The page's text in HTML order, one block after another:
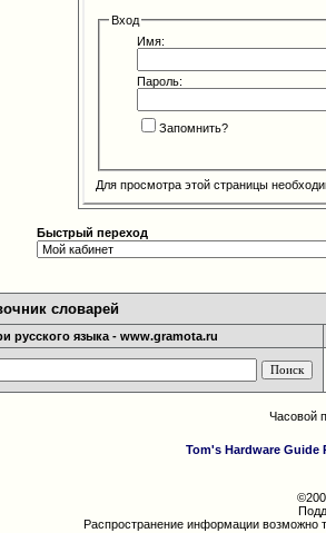
Вход
Имя:
Пароль:
Запомнить?
Для просмотра этой страницы
Быстрый переход
словарей
русского языка - www.gramota.ru
Часовой
Tom's Hardware Guide
Распространение информации возможно